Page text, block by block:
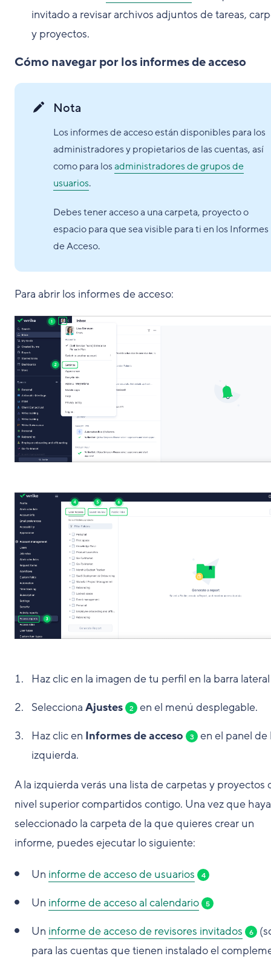
invitado a revisar archivos adjuntos de tareas,
y proyectos.
Cómo navegar por los informes de acceso
Nota
Los informes de acceso están disponibles para los
administradores y propietarios de las cuentas, así
como para losadministradores de grupos de
usuarios.
Debes tener acceso a una carpeta, proyecto o
espacio para que sea visible para ti en los Informes
de Acceso.
Para abrir los informes de acceso:
Haz clic en la imagen de tu perfil en la barra
Selecciona Ajustes 2
en el menú desplegable.
Haz clic en Informes de acceso 3
en el panel de
izquierda.
A la izquierda verás una lista de carpetas y proyectos
nivel superior compartidos contigo. Una vez que
seleccionado la carpeta de la que quieres crear un
informe, puedes ejecutar lo siguiente:
Un informe de acceso de usuarios 4
Un informe de acceso al calendario 5
Un informe de acceso de revisores invitados 6
para las cuentas que tienen instalado el